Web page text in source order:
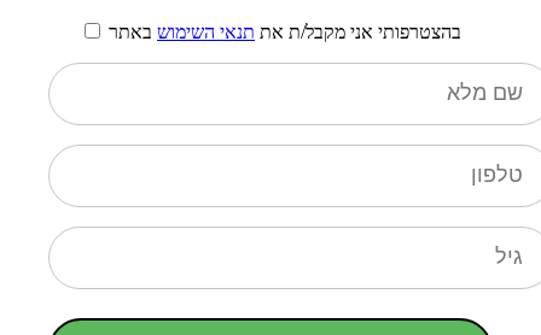
בהצטרפותי אני מקבל/ת את תנאי השימוש באתר